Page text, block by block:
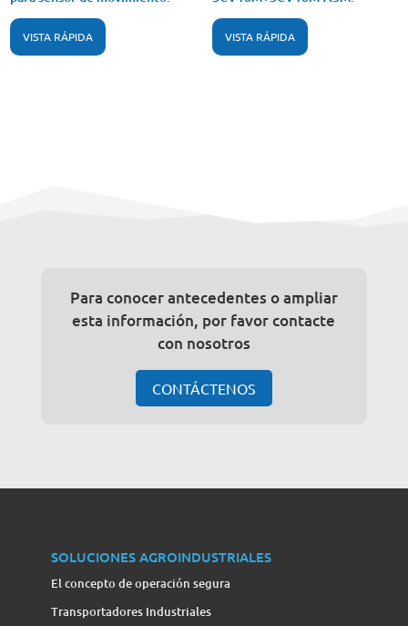
VISTA RÁPIDA VISTA RÁPIDA
Para conocer antecedentes o ampliar
esta información, por favor contacte
con nosotros
CONTÁCTENOS
SOLUCIONES AGROINDUSTRIALES
El concepto de operación segura
Transportadores Industriales